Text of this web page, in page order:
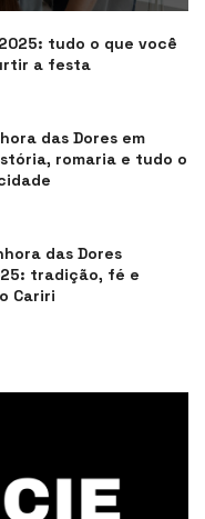
tudo o que você
a festa
das Dores em
romaria e tudo o
das Dores
tradição, fé e
Cariri